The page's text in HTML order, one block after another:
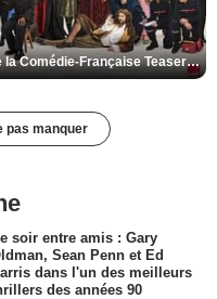
De la Comédie-Française Teaser VF
pas manquer
soir entre amis : Gary
Sean Penn et Ed
dans l'un des meilleurs
des années 90